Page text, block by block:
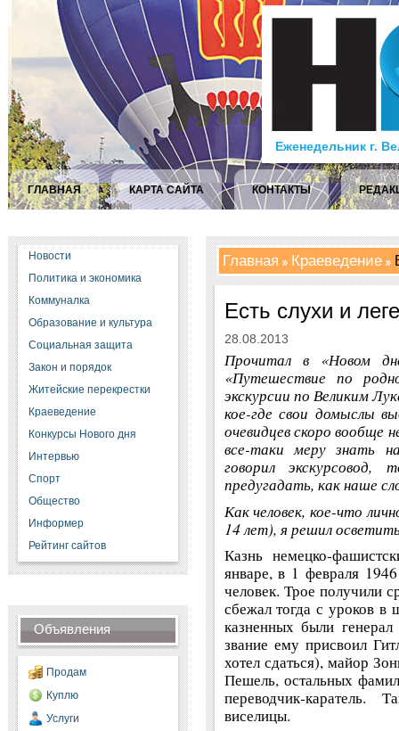
Еженедельник г.
ГЛАВНАЯ КАРТА САЙТА КОНТАКТЫ
Новости
Политика и экономика
Коммуналка
Образование и культура
Социальная защита
Закон и порядок
Житейские перекрестки
Краеведение
Конкурсы Нового дня
Интервью
Спорт
Общество
Информер
Рейтинг сайтов
Объявления
Продам
Куплю
Услуги
Главная Краеведение
Есть слухи и
28.08.2013
Прочитал в «Новом
«Путешествие по
экскурсии по Великим
кое-где свои домыслы
очевидцев скоро вообще
все-таки меру знать
говорил
предугадать, как наше
Как человек, кое-что
14 лет), я решил
Казнь немецко-
январе, в 1 февраля
человек. Трое получили
сбежал тогда с уроков в
казненных были
звание ему присвоил
хотел сдаться), майор
Пешель, остальных
переводчик-
виселицы.